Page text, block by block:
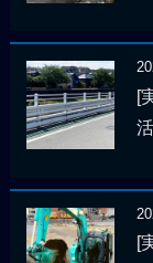
[
[